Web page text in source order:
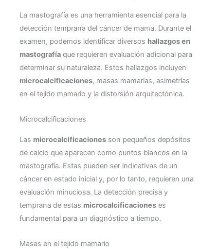
La mastografía es una herramienta esencial para la
detección temprana del cáncer de mama. Durante el
examen, podemos identificar diversos hallazgos en
mastografía que requieren evaluación adicional para
determinar su naturaleza. Estos hallazgos incluyen
microcalcificaciones, masas mamarias, asimetrías
en el tejido mamario y la distorsión arquitectónica.
Microcalcificaciones
Las microcalcificaciones son pequeños depósitos
de calcio que aparecen como puntos blancos en la
mastografía. Estas pueden ser indicativas de un
cáncer en estado inicial y, por lo tanto, requieren una
evaluación minuciosa. La detección precisa y
temprana de estas microcalcificaciones es
fundamental para un diagnóstico a tiempo.
Masas en el tejido mamario